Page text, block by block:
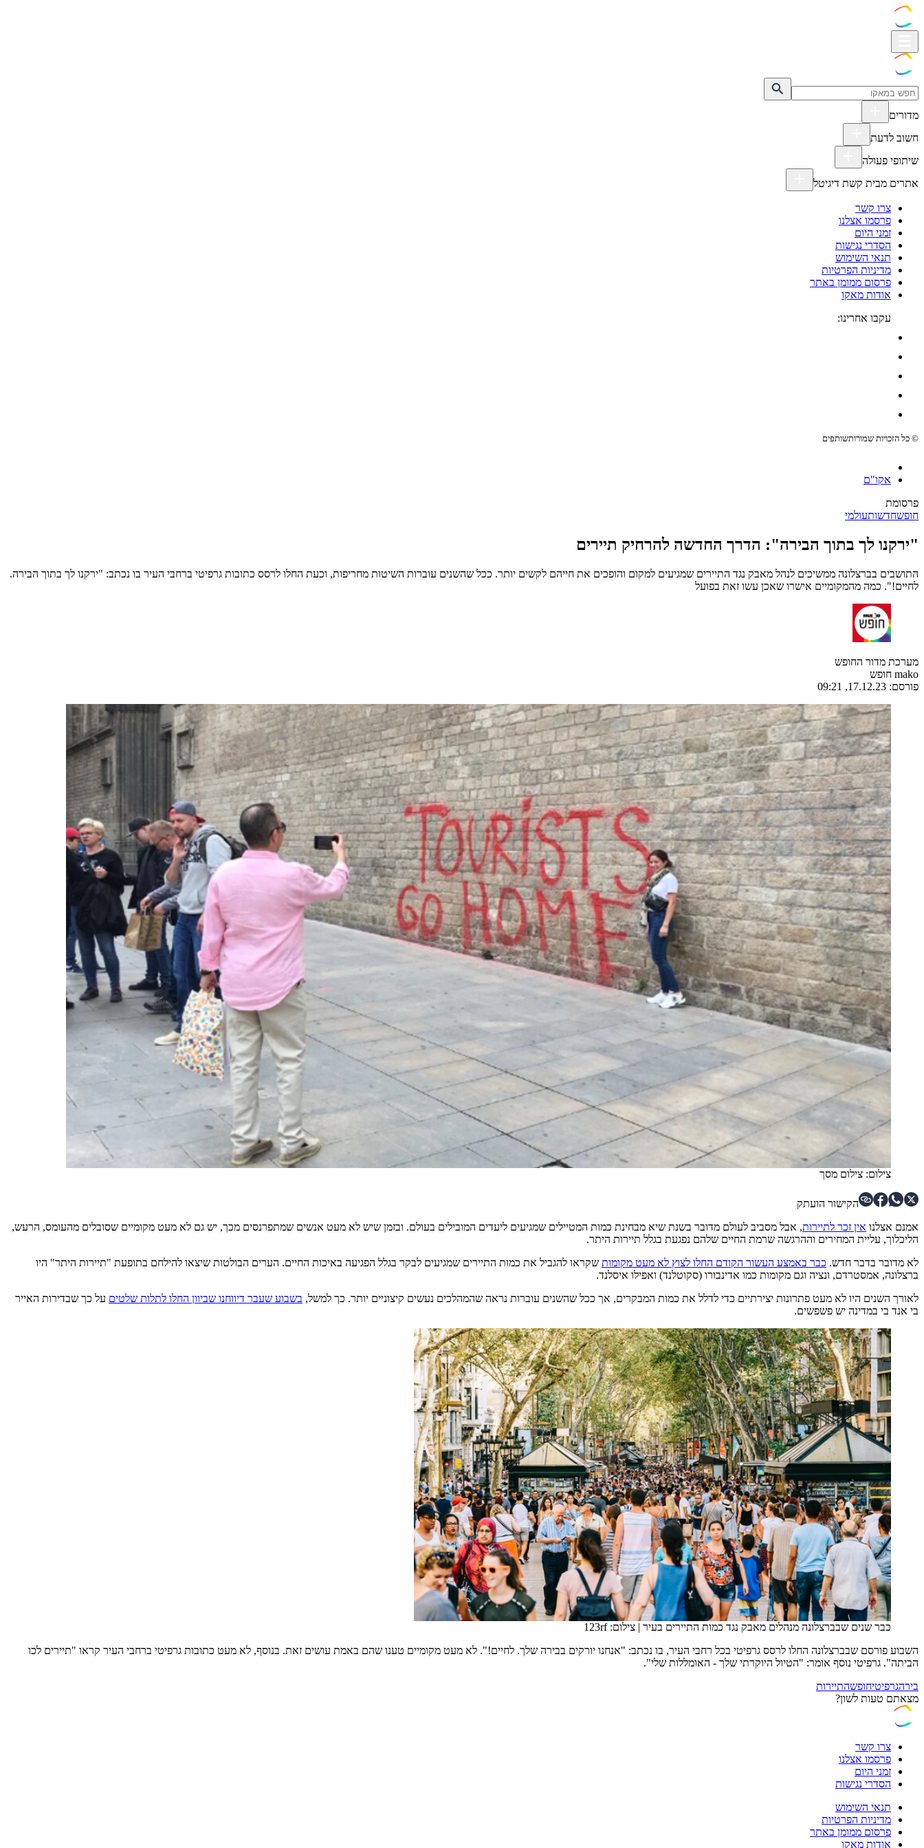
מדורים
חשוב לדעת
שיתופי פעולה
אתרים מבית קשת דיגיטל
צרו קשר
פרסמו אצלנו
זמני היום
הסדרי נגישות
תנאי השימוש
מדיניות הפרטיות
פרסום ממומן באתר
אודות מאקו
עקבו אחרינו:
© כל הזכויות שמורותשותפים
אקו"ם
פרסומת
חופשחדשותעולמי
"ירקנו לך בתוך הבירה": הדרך החדשה להרחיק תיירים
התושבים בברצלונה ממשיכים לנהל מאבק נגד התיירים שמגיעים למקום והופכים את חייהם לקשים יותר. ככל שהשנים עוברות השיטות מחריפות, וכעת החלו לרסס כתובות גרפיטי ברחבי העיר בו נכתב: "ירקנו לך בתוך הבירה.
לחיים!". כמה מהמקומיים אישרו שאכן עשו זאת בפועל
מערכת מדור החופש
mako חופש
פורסם: 17.12.23, 09:21
צילום: צילום מסך
הקישור הועתק
אמנם אצלנו אין זכר לתיירות, אבל מסביב לעולם מדובר בשנת שיא מבחינת כמות המטיילים שמגיעים ליעדים המובילים בעולם. ובזמן שיש לא מעט אנשים שמתפרנסים מכך, יש גם לא מעט מקומיים שסובלים מהעומס, הרעש,
הליכלוך, עליית המחירים וההרגשה שרמת החיים שלהם נפגעת בגלל תיירות היתר.
לא מדובר בדבר חדש. כבר באמצע העשור הקודם החלו לצוץ לא מעט מקומות שקראו להגביל את כמות התיירים שמגיעים לבקר בגלל הפגיעה באיכות החיים. הערים הבולטות שיצאו להילחם בתופעת "תיירות היתר" היו
ברצלונה, אמסטרדם, ונציה וגם מקומות כמו אדינבורו (סקוטלנד) ואפילו איסלנד.
לאורך השנים היו לא מעט פתרונות יצירתיים כדי לדלל את כמות המבקרים, אך ככל שהשנים עוברות נראה שהמהלכים נעשים קיצוניים יותר. כך למשל, בשבוע שעבר דיווחנו שביוון החלו לתלות שלטים על כך שבדירות האייר
בי אנד בי במדינה יש פשפשים.
כבר שנים שבברצלונה מנהלים מאבק נגד כמות התיירים בעיר | צילום: 123rf
השבוע פורסם שבברצלונה החלו לרסס גרפיטי בכל רחבי העיר, בו נכתב: "אנחנו יורקים בבירה שלך. לחיים!". לא מעט מקומיים טענו שהם באמת עושים זאת. בנוסף, לא מעט כתובות גרפיטי ברחבי העיר קראו "תיירים לכו
הביתה". גרפיטי נוסף אומר: "הטיול היוקרתי שלך - האומללות שלי".
בירהגרפיטיחופשהתיירות
מצאתם טעות לשון?
צרו קשר
פרסמו אצלנו
זמני היום
הסדרי נגישות
תנאי השימוש
מדיניות הפרטיות
פרסום ממומן באתר
אודות מאקו